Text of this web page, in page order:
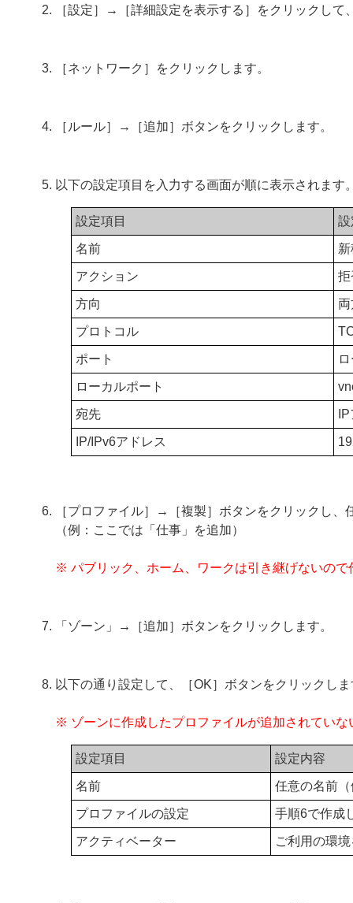
［設定］→［詳細設定を表示する］をクリックして
［ネットワーク］をクリックします。
［ルール］→［追加］ボタンをクリックします。
以下の設定項目を入力する画面が順に表示されま
設定項目 設
名前
アクション 拒
方向
プロトコル
ポート
ローカルポート
宛先
IP/IPv6アドレス
［プロファイル］→［複製］ボタンをクリックし、
（例：ここでは「仕事」を追加）
※ パブリック、ホーム、ワークは引き継げないので
「ゾーン」→［追加］ボタンをクリックします。
以下の通り設定して、［OK］ボタンをクリックし
※ ゾーンに作成したプロファイルが追加されてい
設定項目 設定内容
名前 任意の名前
プロファイルの設定 手順6で作成
アクティベーター ご利用の環